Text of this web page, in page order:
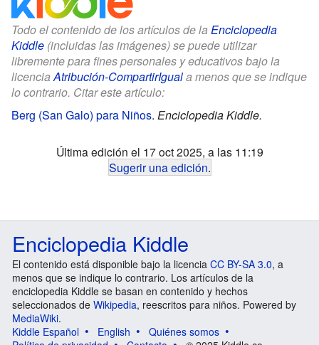
Todo el contenido de los artículos de la Enciclopedia
Kiddle (incluidas las imágenes) se puede utilizar
libremente para fines personales y educativos bajo la
licenciaAtribución-CompartirIguala menos que se indique
lo contrario. Citar este artículo:
Berg (San Galo) para Niños. Enciclopedia Kiddle.
Última edición el 17 oct 2025, a las 11:19
Sugerir una edición.
Enciclopedia Kiddle
El contenido está disponible bajo la licencia CC BY-SA 3.0, a
menos que se indique lo contrario. Los artículos de la
enciclopedia Kiddle se basan en contenido y hechos
seleccionados de Wikipedia, reescritos para niños. Powered by
MediaWiki.
Kiddle Español
English
Quiénes somos